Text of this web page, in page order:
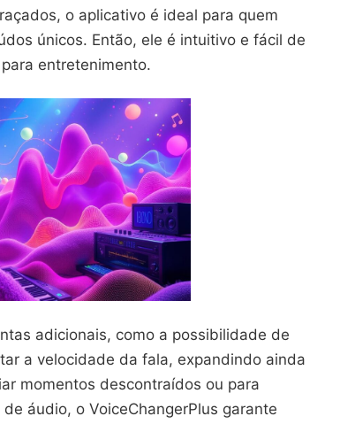
o aplicativo é ideal para quem
únicos. Então, ele é intuitivo e fácil de
entretenimento.
adicionais, como a possibilidade de
a velocidade da fala, expandindo ainda
momentos descontraídos ou para
áudio, o VoiceChangerPlus garante